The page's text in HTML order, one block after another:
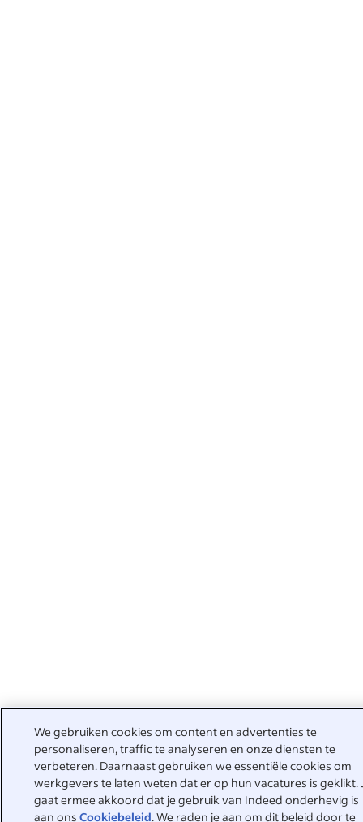
We gebruiken cookies om content en advertenties te
personaliseren, traffic te analyseren en onze diensten te
verbeteren. Daarnaast gebruiken we essentiële cookies om
werkgevers te laten weten dat er op hun vacatures is geklikt.
gaat ermee akkoord dat je gebruik van Indeed onderhevig is
aan onsCookiebeleid. We raden je aan om dit beleid door te